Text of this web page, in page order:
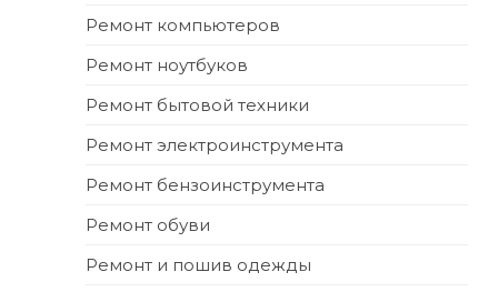
Ремонт компьютеров
Ремонт ноутбуков
Ремонт бытовой техники
Ремонт электроинструмента
Ремонт бензоинструмента
Ремонт обуви
Ремонт и пошив одежды